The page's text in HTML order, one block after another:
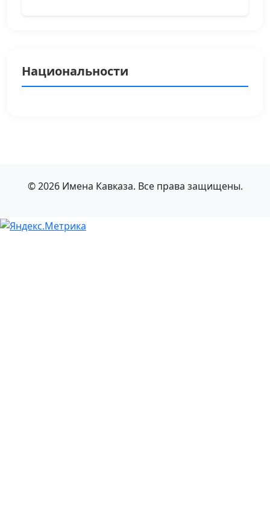
Национальности
© 2026 Имена Кавказа. Все права защищены.